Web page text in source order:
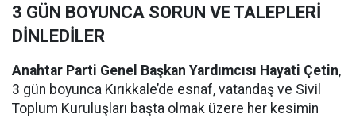
3 GÜN BOYUNCA SORUN VE TALEPLERİ
DİNLEDİLER
Anahtar Parti Genel Başkan Yardımcısı Hayati Çetin,
3 gün boyunca Kırıkkale’de esnaf, vatandaş ve Sivil
Toplum Kuruluşları başta olmak üzere her kesimin